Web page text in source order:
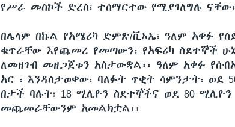
የሥራ መስኮች ድረስ፣ ተሰማርተው የሚያገለግሉ
በሌላም በኩል የአሜሪካ ድምጽ/ቪኦኤ፣ ዓለም አቀፉ
ቁጥራቸው እየጨመረ የመጣውን፣ የአፍሪካ ስደተኞች
ለመዘገብ መዘጋጀቱን አስታውቋል፡፡ ዓለም አቀፉ
አር ፣ እንዳስታወቀው፣ ባለፉት ጥቂት ሳምንታት፣ ወደ
በታች ባሉት፣ 18 ሚሊዮን ስደተኞችና ወደ 80
መጨመራቸውንም አመልክቷል፡፡